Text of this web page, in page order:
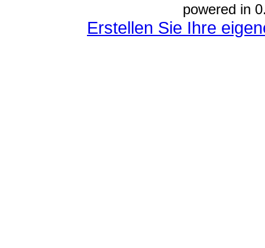
powered in
Erstellen Sie Ihre